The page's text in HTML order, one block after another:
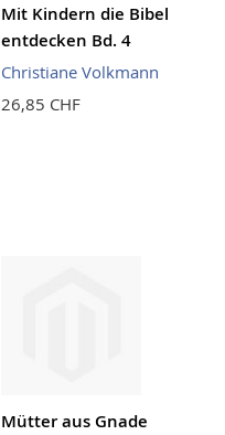
Mit Kindern die Bibel
entdecken Bd. 4
Christiane Volkmann
26,85 CHF
Mütter aus Gnade